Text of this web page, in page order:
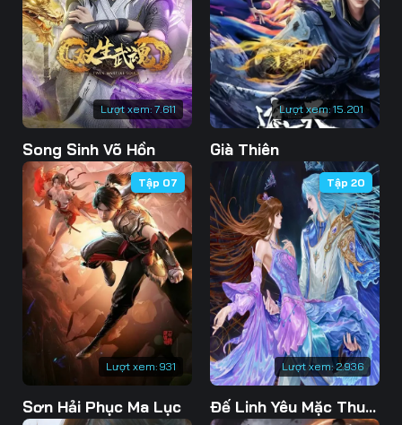
73 75
76 77 78
79 80 81
82 83 84
85 86 87
88 89 90
91 92 93
94 95 96
97 98 99
100 102
103 105
Lượt xem: 7.611
Song Sinh Võ Hồn
Lượt xem: 15.201
Già Thiên
Lượt xem: 931
Tập 07
Sơn Hải Phục Ma Lục
Lượt xem:2.936
Tập 20
Đế Linh Yêu Mặc Thuỷ Linh Lung